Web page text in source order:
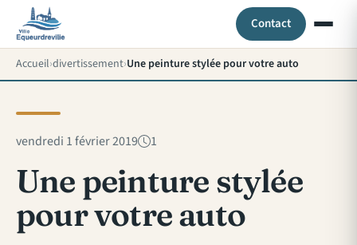
Contact
Accueil divertissement Une peinture stylée pour votre auto
vendredi 1 février 2019 1
Une peinture stylée
pour votre auto